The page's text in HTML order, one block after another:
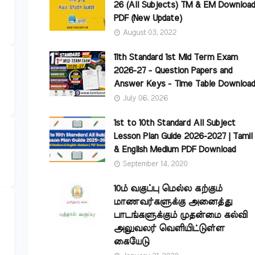
26 (All Subjects) TM & EM Download
PDF (New Update)
August 03, 2022
11th Standard 1st Mid Term Exam
2026-27 - Question Papers and
Answer Keys - Time Table Download
July 06, 2026
1st to 10th Standard All Subject
Lesson Plan Guide 2026-2027 | Tamil
& English Medium PDF Download
September 14, 2020
10ம் வகுப்பு மெல்ல கற்கும்
மாணவர்களுக்கு அனைத்து
பாடங்களுக்கும் முதன்மை கல்வி
அலுவலர் வெளியிட்டுள்ள
கையேடு